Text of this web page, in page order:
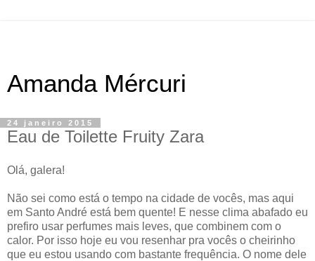
Amanda Mércuri
24 janeiro 2015
Eau de Toilette Fruity Zara
Olá, galera!
Não sei como está o tempo na cidade de vocês, mas aqui
em Santo André está bem quente! E nesse clima abafado eu
prefiro usar perfumes mais leves, que combinem com o
calor. Por isso hoje eu vou resenhar pra vocês o cheirinho
que eu estou usando com bastante frequência. O nome dele